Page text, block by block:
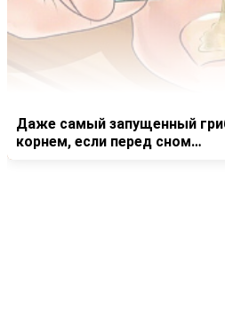
Даже самый запущенный
корнем, если перед сном…